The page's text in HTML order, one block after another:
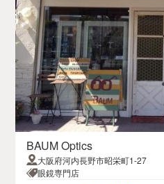
BAUM Optics
大阪府河内長野市昭栄町1-27
眼鏡専門店